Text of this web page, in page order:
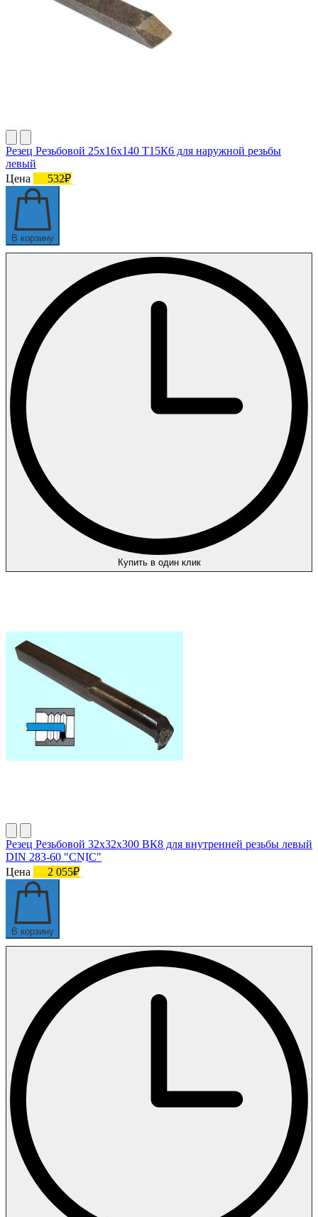
Резец Резьбовой 25х16х140 Т15К6 для наружной резьбы
левый
Цена
532₽
В корзину
Купить в один клик
Резец Резьбовой 32х32х300 ВК8 для внутренней резьбы левый
DIN 283-60 "CNIC"
Цена
2 055₽
В корзину